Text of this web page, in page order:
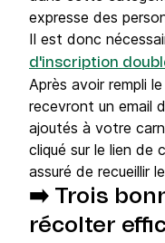
expresse des
Il est donc
d'inscription
Après avoir rempli
recevront un email
ajoutés à votre
cliqué sur le lien de
assuré de recueillir
➡️ Trois
récolter